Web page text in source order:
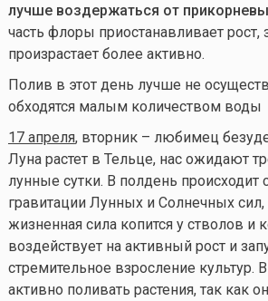
лучше воздержаться от
часть флоры приостанавливает рост,
произрастает более активно.
Полив в этот день лучше не
обходятся малым количеством воды
17 апреля, вторник – любимец
Луна растет в Тельце, нас ожидают
лунные сутки. В полдень
гравитации Лунных и Солнечных сил,
жизненная сила копится у стволов и
воздействует на активный рост и
стремительное взросление культур.
активно поливать растения, так как